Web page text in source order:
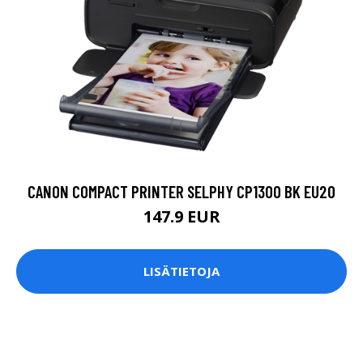
CANON COMPACT PRINTER SELPHY CP1300 BK EU20
147.9 EUR
LISÄTIETOJA